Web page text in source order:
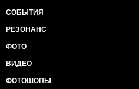
СОБЫТИЯ
РЕЗОНАНС
ФОТО
ВИДЕО
ФОТОШОПЫ